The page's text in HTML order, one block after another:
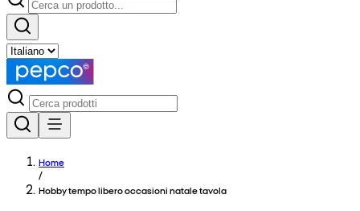
Home
/
Hobby tempo libero occasioni natale tavola